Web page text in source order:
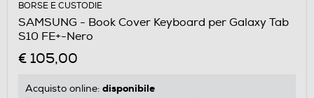
BORSE E CUSTODIE
SAMSUNG - Book Cover Keyboard per Galaxy Tab
S10 FE+-Nero
€ 105,00
Acquisto online: disponibile